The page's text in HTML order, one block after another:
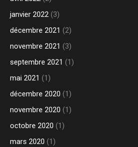
janvier 2022 (3)
décembre 2021 (2)
novembre 2021 (3)
septembre 2021 (1)
mai 2021 (1)
décembre 2020 (1)
novembre 2020 (1)
octobre 2020 (1)
mars 2020 (1)